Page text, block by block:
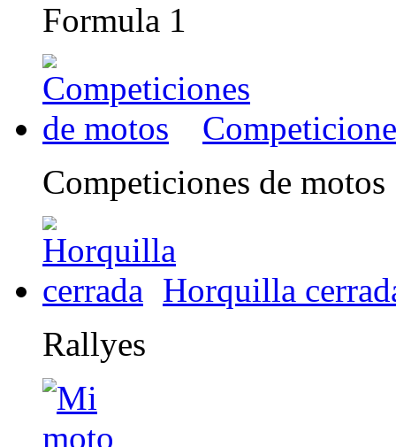
Formula 1
Competiciones de motos
Horquilla
Rallyes